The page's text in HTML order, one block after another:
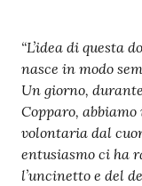
z
i
o
n
e
t
r
“L’idea di questa
nasce in modo
Un giorno,
Copparo,
volontaria dal
entusiasmo ci ha
l’uncinetto e del